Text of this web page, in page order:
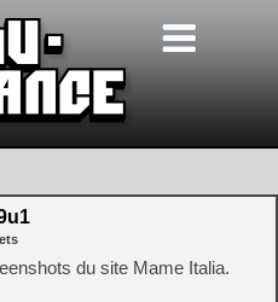
du site Mame Italia.